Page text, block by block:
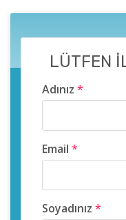
LÜTFEN
Adınız *
Email *
Soyadınız *